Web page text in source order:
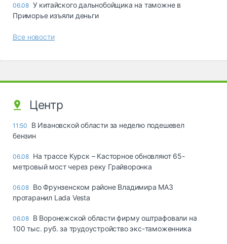
06.08 У китайского дальнобойщика на таможне в
Приморье изъяли деньги
Все новости
Центр
11:50
В Ивановской области за неделю подешевел
бензин
06.08 На трассе Курск – Касторное обновляют 65-
метровый мост через реку Грайворонка
06.08 Во Фрунзенском районе Владимира МАЗ
протаранил Lada Vesta
06.08 В Воронежской области фирму оштрафовали на
100 тыс. руб. за трудоустройство экс-таможенника